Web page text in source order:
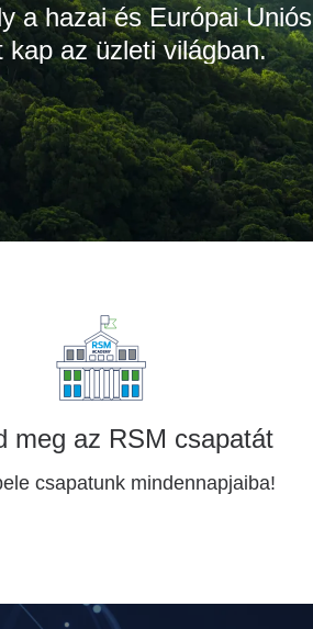
a hazai és Európai Uniós
kap az üzleti világban.
meg az RSM csapatát
csapatunk mindennapjaiba!